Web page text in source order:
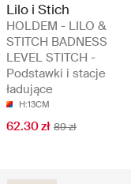
Lilo i Stich
HOLDEM - LILO &
STITCH BADNESS
LEVEL STITCH -
Podstawki i stacje
ładujące
H:13CM
62.30 zł 89 zł